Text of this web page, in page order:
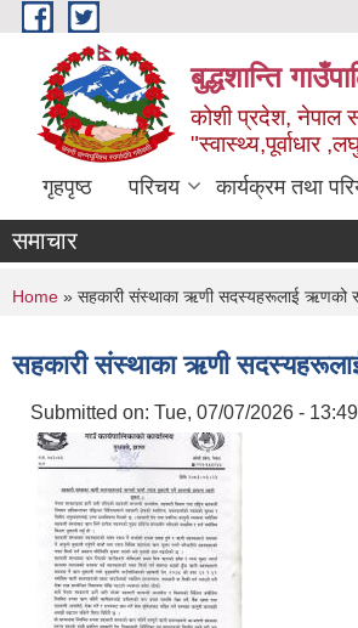
Skip to main content
बुद्धशान्ति
कोशी प्रदेश, नेपाल
"स्वास्थ्य,पूर्वाधार
गृहपृष्ठ परिचय कार्यक्रम तथा
समाचार
You are here
Home » सहकारी संस्थाका ऋणी सदस्यहरूलाई ऋणको
सहकारी संस्थाका ऋणी
Submitted on: Tue, 07/07/2026 - 13:49